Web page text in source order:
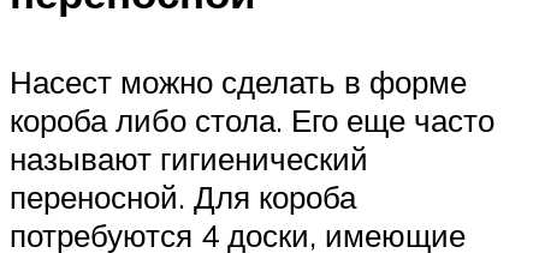
Насест можно сделать в форме
короба либо стола. Его еще часто
называют гигиенический
переносной. Для короба
потребуются 4 доски, имеющие